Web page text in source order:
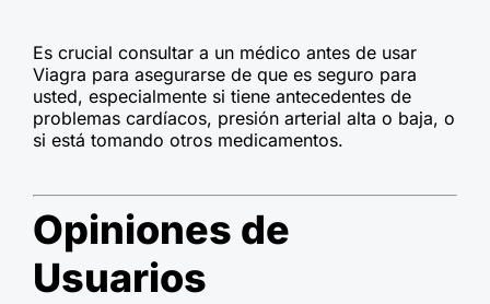
Es crucial consultar a un médico antes de usar
Viagra para asegurarse de que es seguro para
usted, especialmente si tiene antecedentes de
problemas cardíacos, presión arterial alta o baja, o
si está tomando otros medicamentos.
Opiniones de
Usuarios